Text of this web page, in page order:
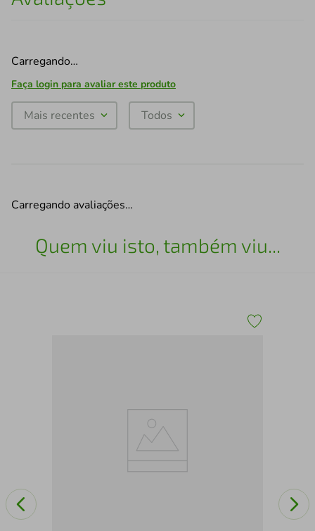
Carregando…
Faça login para avaliar este produto
Mais recentes Todos
Carregando avaliações…
Quem viu isto, também viu...